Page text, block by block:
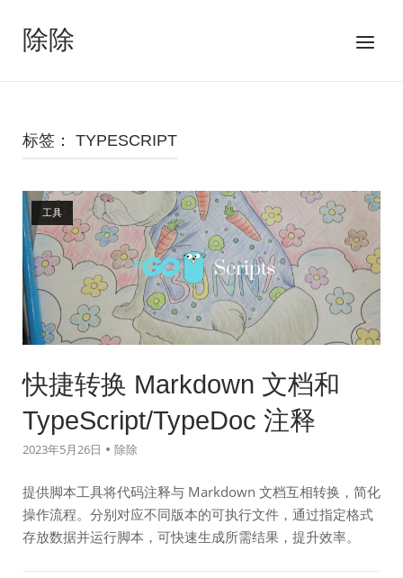
除除
菜
标签： TYPESCRIPT
工具
Open post
快捷转换 Markdown 文档和
TypeScript/TypeDoc 注释
2023年5月26日 除除
提供脚本工具将代码注释与 Markdown 文档互相转换，简化
操作流程。分别对应不同版本的可执行文件，通过指定格式
存放数据并运行脚本，可快速生成所需结果，提升效率。